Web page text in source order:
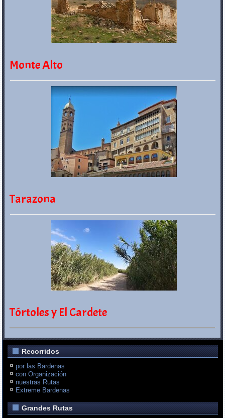
Monte Alto
Tarazona
Tórtoles y El Cardete
Recorridos
por las Bardenas
con Organización
nuestras Rutas
Extreme Bardenas
Grandes Rutas